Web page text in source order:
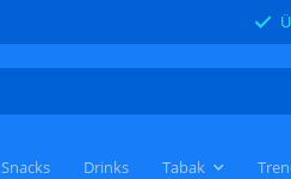
Snacks Drinks Tabak